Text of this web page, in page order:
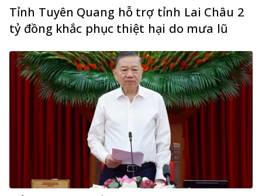
Tỉnh Tuyên Quang hỗ trợ tỉnh Lai Châu 2
tỷ đồng khắc phục thiệt hại do mưa lũ